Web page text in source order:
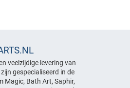
veelzijdige levering van
gespecialiseerd in de
Magic, Bath Art, Saphir,